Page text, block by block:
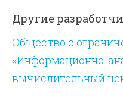
Другие
Общество с
«Информационно-
вычислительный